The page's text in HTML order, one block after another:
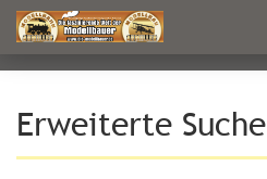
Erweiterte Suche